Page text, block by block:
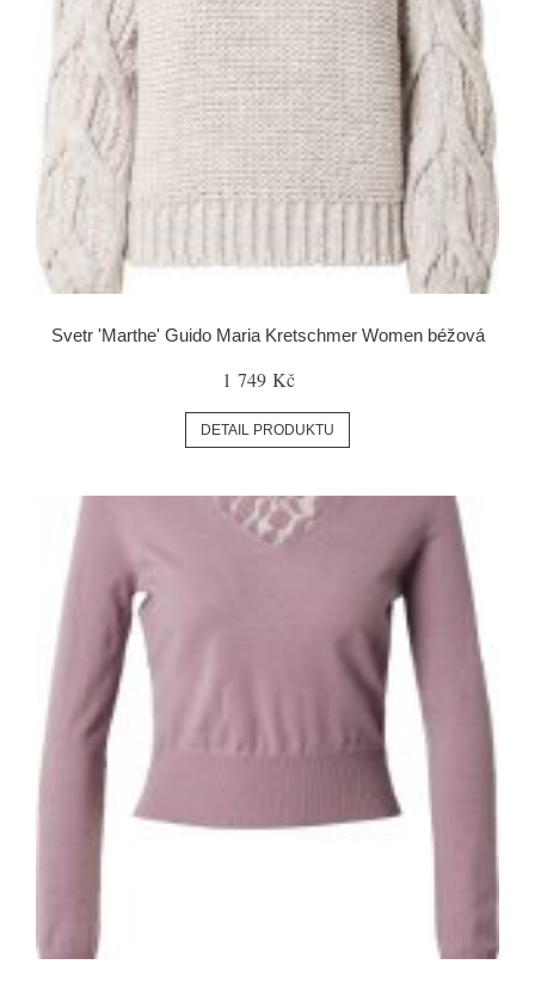
Svetr 'Marthe' Guido Maria Kretschmer Women béžová
1 749 Kč
DETAIL PRODUKTU